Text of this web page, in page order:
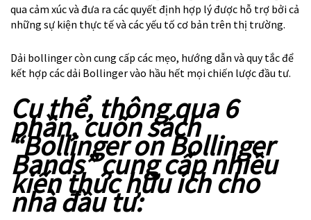
qua cảm xúc và đưa ra các quyết định hợp lý được hỗ trợ bởi cả
những sự kiện thực tế và các yếu tố cơ bản trên thị trường.
Dải bollinger còn cung cấp các mẹo, hướng dẫn và quy tắc để
kết hợp các dải Bollinger vào hầu hết mọi chiến lược đầu tư.
Cụ thể, thông qua 6
phần, cuốn sách
“Bollinger on Bollinger
Bands” cung cấp nhiều
kiến thức hữu ích cho
nhà đầu tư: